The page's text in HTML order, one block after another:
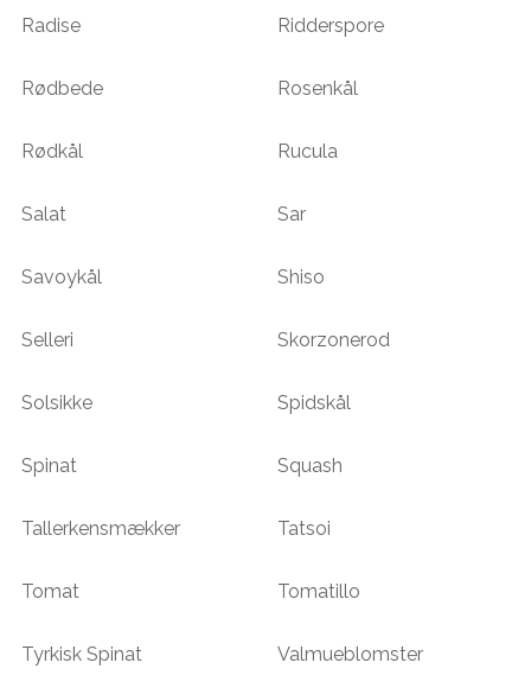
Radise Ridderspore
Rødbede Rosenkål
Rødkål Rucula
Salat Sar
Savoykål Shiso
Selleri Skorzonerod
Solsikke Spidskål
Spinat Squash
Tallerkensmækker Tatsoi
Tomat Tomatillo
Tyrkisk Spinat Valmueblomster